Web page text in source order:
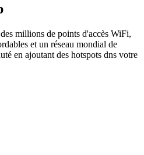
millions de points d'accès WiFi,
et un réseau mondial de
en ajoutant des hotspots dns votre